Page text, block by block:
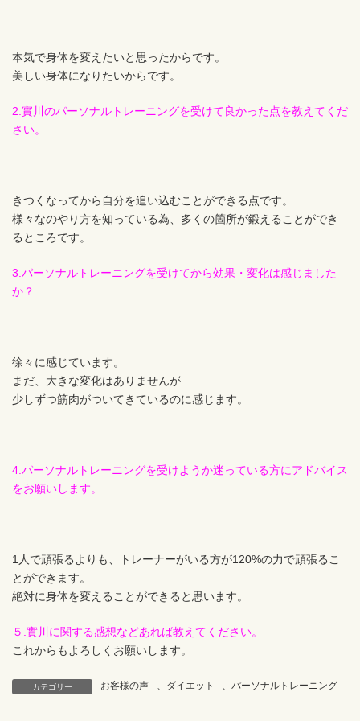
本気で身体を変えたいと思ったからです。
美しい身体になりたいからです。
2.實川のパーソナルトレーニングを受けて良かった点を教えてくだ
さい。
きつくなってから自分を追い込むことができる点です。
様々なのやり方を知っている為、多くの箇所が鍛えることができ
るところです。
3.パーソナルトレーニングを受けてから効果・変化は感じました
か？
徐々に感じています。
まだ、大きな変化はありませんが
少しずつ筋肉がついてきているのに感じます。
4.パーソナルトレーニングを受けようか迷っている方にアドバイス
をお願いします。
1人で頑張るよりも、トレーナーがいる方が120%の力で頑張るこ
とができます。
絶対に身体を変えることができると思います。
５.實川に関する感想などあれば教えてください。
これからもよろしくお願いします。
カテゴリー お客様の声 、 ダイエット 、パーソナルトレーニング